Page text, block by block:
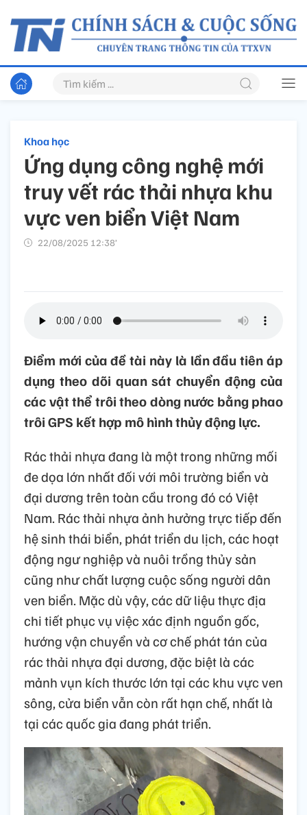
Khoa học
Ứng dụng công nghệ mới
truy vết rác thải nhựa khu
vực ven biển Việt Nam
22/08/2025 12:38’
Điểm mới của đề tài này là lần đầu tiên áp
dụng theo dõi quan sát chuyển động của
các vật thể trôi theo dòng nước bằng phao
trôi GPS kết hợp mô hình thủy động lực.
Rác thải nhựa đang là một trong những mối
đe dọa lớn nhất đối với môi trường biển và
đại dương trên toàn cầu trong đó có Việt
Nam. Rác thải nhựa ảnh hưởng trực tiếp đến
hệ sinh thái biển, phát triển du lịch, các hoạt
động ngư nghiệp và nuôi trồng thủy sản
cũng như chất lượng cuộc sống người dân
ven biển. Mặc dù vậy, các dữ liệu thực địa
chi tiết phục vụ việc xác định nguồn gốc,
hướng vận chuyển và cơ chế phát tán của
rác thải nhựa đại dương, đặc biệt là các
mảnh vụn kích thước lớn tại các khu vực ven
sông, cửa biển vẫn còn rất hạn chế, nhất là
tại các quốc gia đang phát triển.